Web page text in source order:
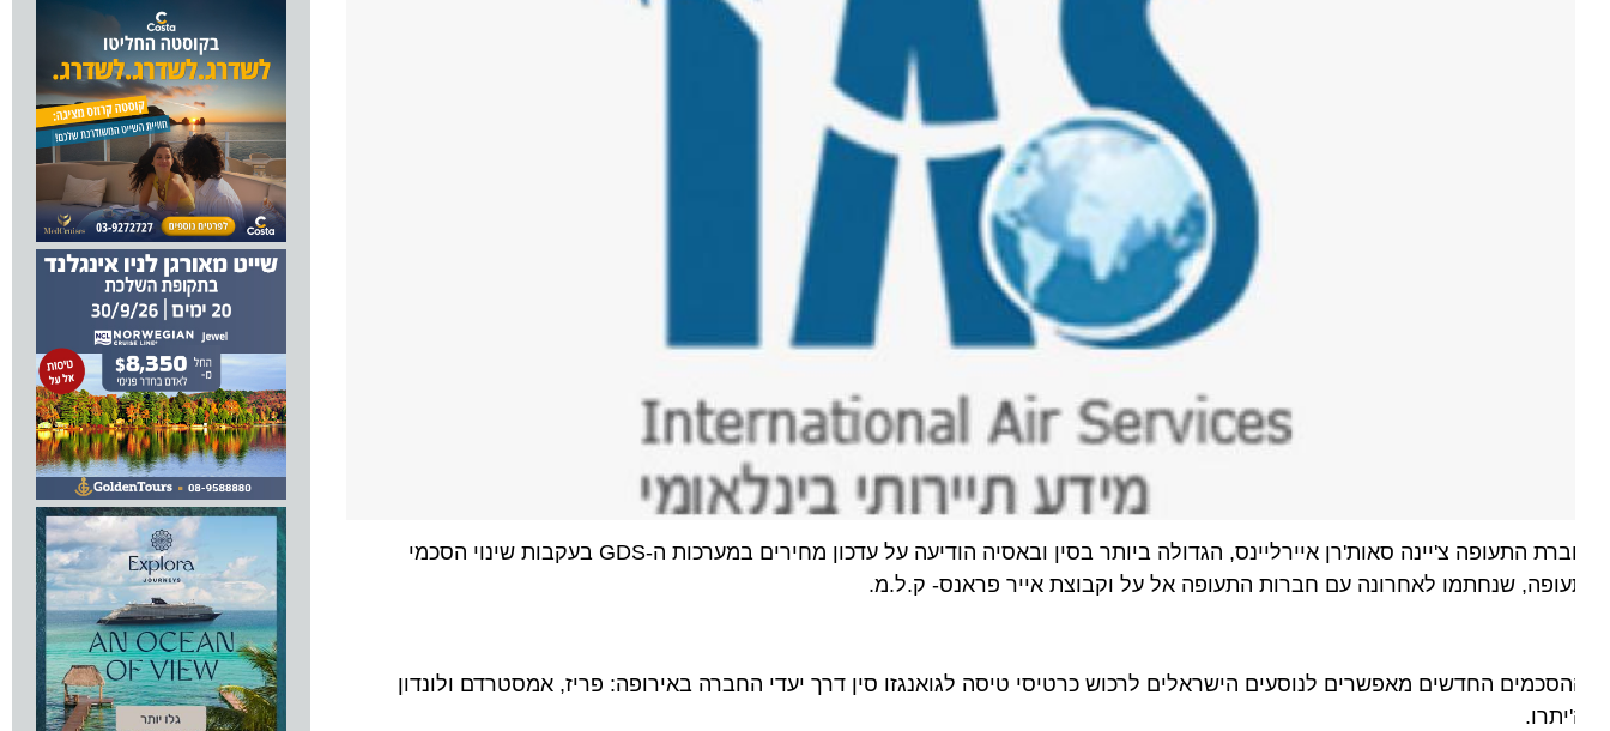
חברת התעופה צ'יינה סאות'רן איירליינס, הגדולה ביותר בסין ובאסיה הודיעה על עדכון מחירים במערכות ה-GDS בעקבות שינוי הסכמי
שנחתמו לאחרונה עם חברות התעופה אל על וקבוצת אייר פראנס- ק.ל.מ.
החדשים מאפשרים לנוסעים הישראלים לרכוש כרטיסי טיסה לגואנגזו סין דרך יעדי החברה באירופה: פריז, אמסטרדם ולונדון